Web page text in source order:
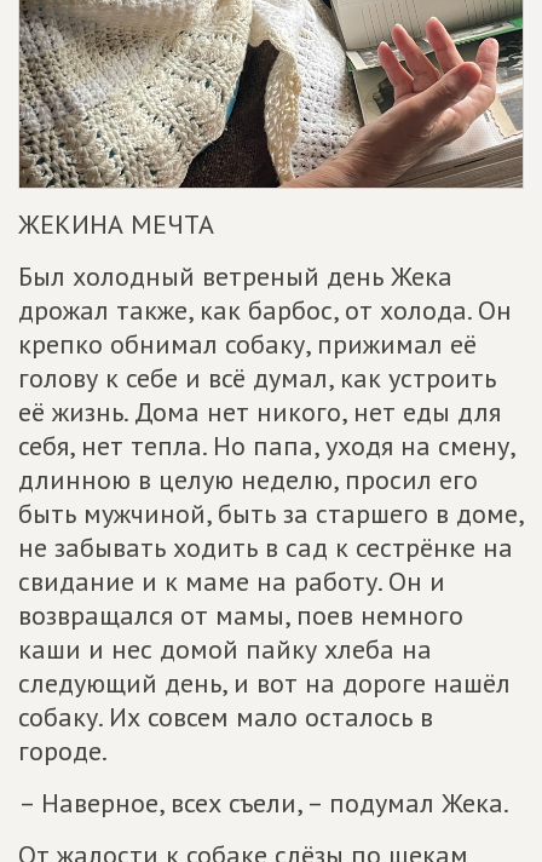
ЖЕКИНА МЕЧТА
Был холодный ветреный день Жека
дрожал также, как барбос, от холода. Он
крепко обнимал собаку, прижимал её
голову к себе и всё думал, как устроить
её жизнь. Дома нет никого, нет еды для
себя, нет тепла. Но папа, уходя на смену,
длинною в целую неделю, просил его
быть мужчиной, быть за старшего в доме,
не забывать ходить в сад к сестрёнке на
свидание и к маме на работу. Он и
возвращался от мамы, поев немного
каши и нес домой пайку хлеба на
следующий день, и вот на дороге нашёл
собаку. Их совсем мало осталось в
городе.
– Наверное, всех съели, – подумал Жека.
От жалости к собаке слёзы по щекам